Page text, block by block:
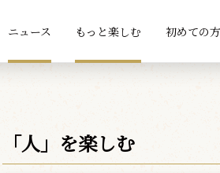
ニュース もっと楽しむ 初めての
「人」を楽しむ